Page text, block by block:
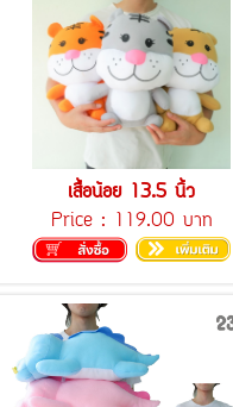
เสื้อน้อย 13.5 นิ้ว
Price : 119.00 บาท